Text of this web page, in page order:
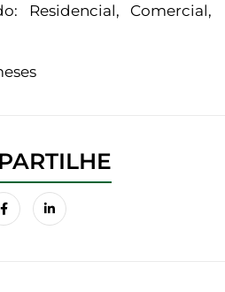
Residencial, Comercial,